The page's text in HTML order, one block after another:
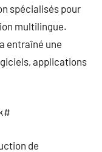
spécialisés pour
multilingue.
entraîné une
applications
de